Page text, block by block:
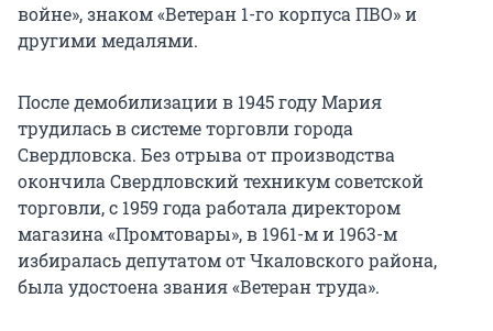
войне», знаком «Ветеран 1-го корпуса ПВО» и
другими медалями.
После демобилизации в 1945 году Мария
трудилась в системе торговли города
Свердловска. Без отрыва от производства
окончила Свердловский техникум советской
торговли, с 1959 года работала директором
магазина «Промтовары», в 1961-м и 1963-м
избиралась депутатом от Чкаловского района,
была удостоена звания «Ветеран труда».